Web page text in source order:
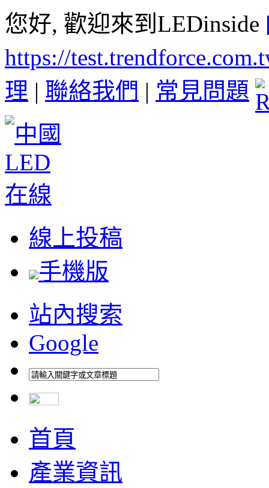
您好, 歡迎來到LEDinside
https://
理 | 聯絡我們 | 常見問題
線上投稿
手機版
站內搜索
Google
首頁
產業資訊